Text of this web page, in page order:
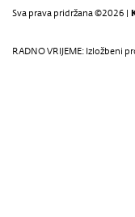
Sva prava pridržana ©2026 |
RADNO VRIJEME: